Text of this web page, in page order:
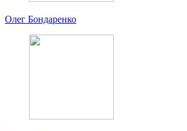
Олег Бондаренко